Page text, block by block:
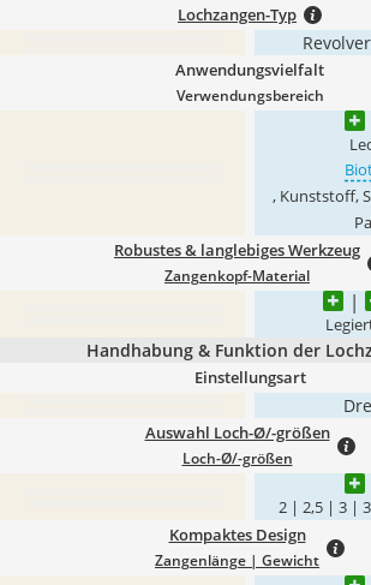
Lochzangen-Typ
Anwendungsvielfalt
Verwendungsbereich
, Kunststoff,
Robustes & langlebiges Werkzeug
Zangenkopf-Material
Handhabung & Funktion der
Einstellungsart
Auswahl Loch-Ø/-größen
Loch-Ø/-größen
2 | 2,5 | 3 |
Kompaktes Design
Zangenlänge | Gewicht